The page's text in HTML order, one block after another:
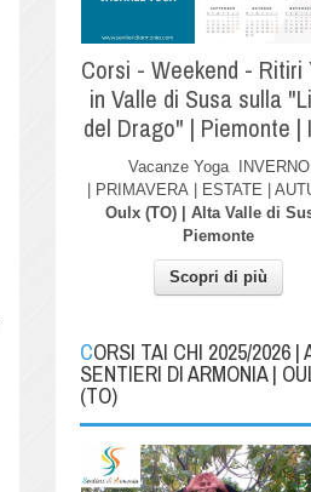
Corsi - Weekend - Ritiri
in Valle di Susa sulla
del Drago" | Piemonte |
Vacanze Yoga INVERNO
| PRIMAVERA | ESTATE |
Oulx (TO) | Alta Valle di
Piemonte
Scopri di più
CORSI TAI CHI 2025/2026 | A.S.D.
SENTIERI DI ARMONIA |
(TO)